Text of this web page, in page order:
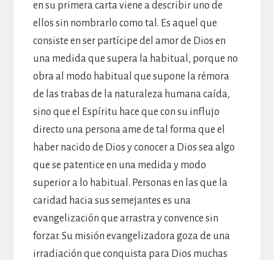
en su primera carta viene a describir uno de
ellos sin nombrarlo como tal. Es aquel que
consiste en ser partícipe del amor de Dios en
una medida que supera la habitual, porque no
obra al modo habitual que supone la rémora
de las trabas de la naturaleza humana caída,
sino que el Espíritu hace que con su influjo
directo una persona ame de tal forma que el
haber nacido de Dios y conocer a Dios sea algo
que se patentice en una medida y modo
superior a lo habitual. Personas en las que la
caridad hacia sus semejantes es una
evangelización que arrastra y convence sin
forzar. Su misión evangelizadora goza de una
irradiación que conquista para Dios muchas